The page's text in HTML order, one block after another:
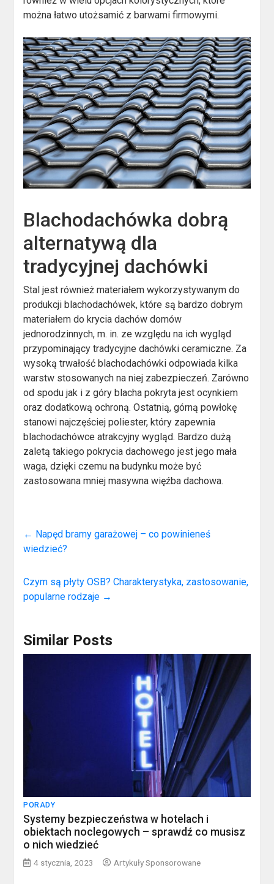
można łatwo utożsamić z barwami firmowymi.
Blachodachówka dobrą
alternatywą dla
tradycyjnej dachówki
Stal jest również materiałem wykorzystywanym do
produkcji blachodachówek, które są bardzo dobrym
materiałem do krycia dachów domów
jednorodzinnych, m. in. ze względu na ich wygląd
przypominający tradycyjne dachówki ceramiczne. Za
wysoką trwałość blachodachówki odpowiada kilka
warstw stosowanych na niej zabezpieczeń. Zarówno
od spodu jak i z góry blacha pokryta jest ocynkiem
oraz dodatkową ochroną. Ostatnią, górną powłokę
stanowi najczęściej poliester, który zapewnia
blachodachówce atrakcyjny wygląd. Bardzo dużą
zaletą takiego pokrycia dachowego jest jego mała
waga, dzięki czemu na budynku może być
zastosowana mniej masywna więźba dachowa.
← Napęd bramy garażowej – co powinieneś
wiedzieć?
Czym są płyty OSB? Charakterystyka, zastosowanie,
popularne rodzaje →
Similar Posts
PORADY
Systemy bezpieczeństwa w hotelach i
obiektach noclegowych – sprawdź co musisz
o nich wiedzieć
4 stycznia, 2023 Artykuły Sponsorowane